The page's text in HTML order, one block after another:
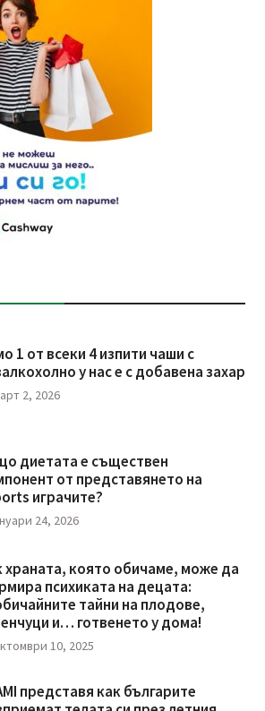
1 от всеки 4 изпити чаши с
у нас е с добавена захар
2, 2026
диетата е съществен
от представянето на
играчите?
24, 2026
храната, която обичаме, може да
психиката на децата:
тайни на плодове,
и… готвенето у дома!
10, 2025
представя как българите